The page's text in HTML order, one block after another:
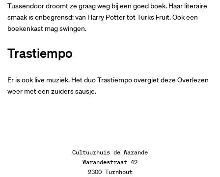
Tussendoor droomt ze graag weg bij een goed boek. Haar literaire
smaak is onbegrensd: van Harry Potter tot Turks Fruit. Ook een
boekenkast mag swingen.
Trastiempo
Er is ook live muziek. Het duo Trastiempo overgiet deze Overlezen
weer met een zuiders sausje.
Cultuurhuis de Warande
Warandestraat 42
2300 Turnhout